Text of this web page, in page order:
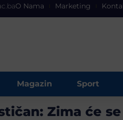
O Nama Marketing
Magazin Sport
Zima će